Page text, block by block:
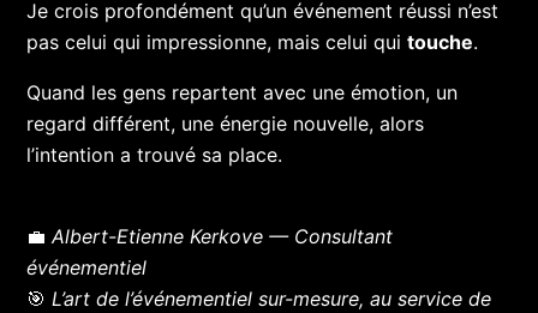
Je crois profondément qu’un événement réussi n’est
pas celui qui impressionne, mais celui quitouche.
Quand les gens repartent avec une émotion, un
regard différent, une énergie nouvelle,alors
l’intention a trouvé sa place.
💼Albert-Etienne Kerkove — Consultant
événementiel
🎯L’art de l’événementiel sur-mesure, au service de